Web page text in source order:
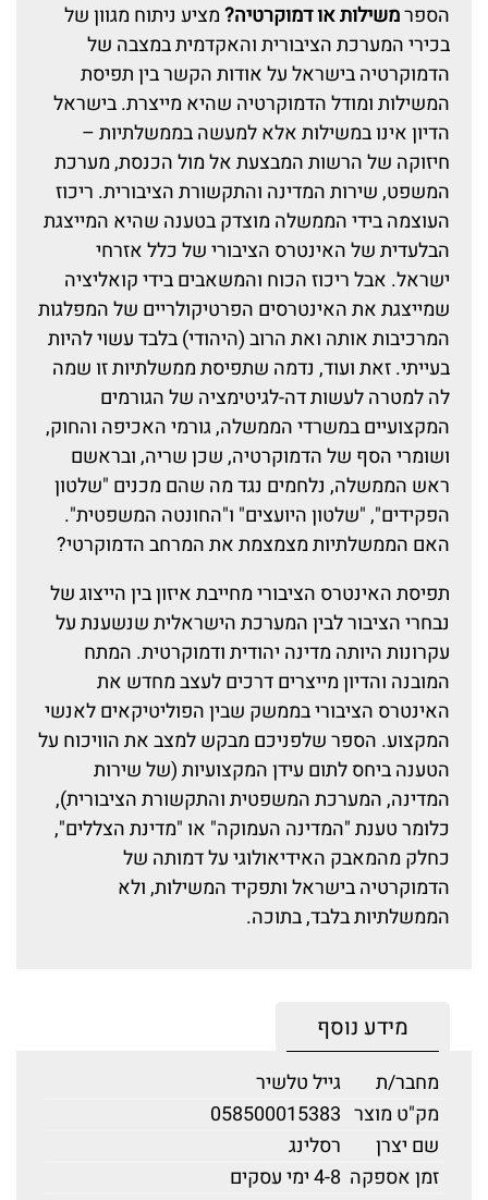
הספרמשילות או דמוקרטיה?מציע ניתוח מגוון של
בכירי המערכת הציבורית והאקדמית במצבה של
הדמוקרטיה בישראל על אודות הקשר בין תפיסת
המשילות ומודל הדמוקרטיה שהיא מייצרת. בישראל
הדיון אינו במשילות אלא למעשה בממשלתיות –
חיזוקה של הרשות המבצעת אל מול הכנסת, מערכת
המשפט, שירות המדינה והתקשורת הציבורית. ריכוז
העוצמה בידי הממשלה מוצדק בטענה שהיא המייצגת
הבלעדית של האינטרס הציבורי של כלל אזרחי
ישראל. אבל ריכוז הכוח והמשאבים בידי קואליציה
שמייצגת את האינטרסים הפרטיקולריים של המפלגות
המרכיבות אותה ואת הרוב (היהודי) בלבד עשוי להיות
בעייתי. זאת ועוד, נדמה שתפיסת ממשלתיות זו שמה
לה למטרה לעשות דה-לגיטימציה של הגורמים
המקצועיים במשרדי הממשלה, גורמי האכיפה והחוק,
ושומרי הסף של הדמוקרטיה, שכן שריה, ובראשם
ראש הממשלה, נלחמים נגד מה שהם מכנים "שלטון
הפקידים", "שלטון היועצים" ו"החונטה המשפטית".
האם הממשלתיות מצמצמת את המרחב הדמוקרטי?
תפיסת האינטרס הציבורי מחייבת איזון בין הייצוג של
נבחרי הציבור לבין המערכת הישראלית שנשענת על
עקרונות היותה מדינה יהודית ודמוקרטית. המתח
המובנה והדיון מייצרים דרכים לעצב מחדש את
האינטרס הציבורי בממשק שבין הפוליטיקאים לאנשי
המקצוע. הספר שלפניכם מבקש למצב את הוויכוח על
הטענה ביחס לתום עידן המקצועיות (של שירות
המדינה, המערכת המשפטית והתקשורת הציבורית),
כלומר טענת "המדינה העמוקה" או "מדינת הצללים",
כחלק מהמאבק האידיאולוגי על דמותה של
הדמוקרטיה בישראל ותפקיד המשילות, ולא
הממשלתיות בלבד, בתוכה.
מידע נוסף
מחבר/ת
גייל טלשיר
מק"ט מוצר 058500015383
שם יצרן
רסלינג
זמן אספקה 4-8 ימי עסקים